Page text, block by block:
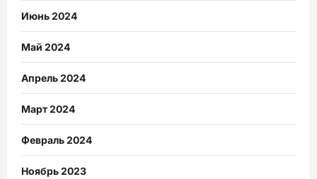
Июнь 2024
Май 2024
Апрель 2024
Март 2024
Февраль 2024
Ноябрь 2023